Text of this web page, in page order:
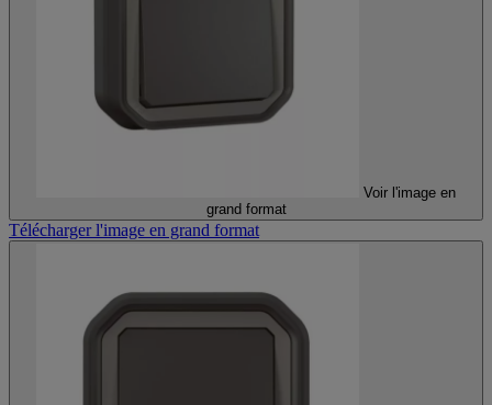
Voir l'image en
grand format
Télécharger l'image en grand format